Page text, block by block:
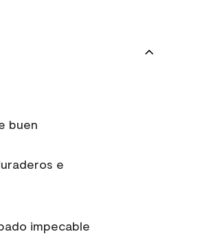
buen
e
impecable